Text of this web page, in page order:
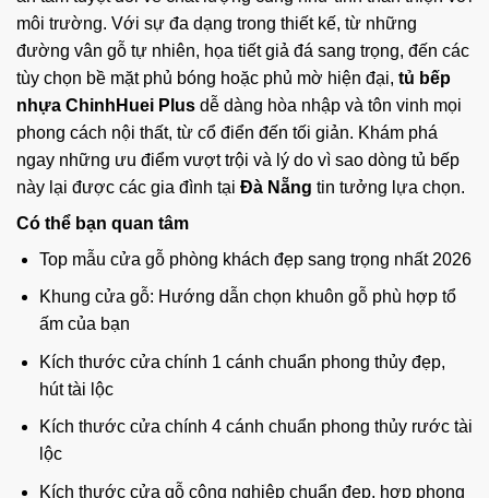
môi trường. Với sự đa dạng trong thiết kế, từ những
đường vân gỗ tự nhiên, họa tiết giả đá sang trọng, đến các
tùy chọn bề mặt phủ bóng hoặc phủ mờ hiện đại, tủ bếp
nhựa ChinhHuei Plus dễ dàng hòa nhập và tôn vinh mọi
phong cách nội thất, từ cổ điển đến tối giản. Khám phá
ngay những ưu điểm vượt trội và lý do vì sao dòng tủ bếp
này lại được các gia đình tại Đà Nẵng tin tưởng lựa chọn.
Có thể bạn quan tâm
Top mẫu cửa gỗ phòng khách đẹp sang trọng nhất 2026
Khung cửa gỗ: Hướng dẫn chọn khuôn gỗ phù hợp tổ
ấm của bạn
Kích thước cửa chính 1 cánh chuẩn phong thủy đẹp,
hút tài lộc
Kích thước cửa chính 4 cánh chuẩn phong thủy rước tài
lộc
Kích thước cửa gỗ công nghiệp chuẩn đẹp, hợp phong